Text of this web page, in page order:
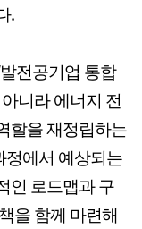
.
전공기업 통합
니라 에너지 전
할을 재정립하는
정에서 예상되는
인 로드맵과 구
을 함께 마련해